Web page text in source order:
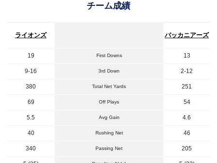
チーム成績
ライオンズ バッカニアーズ
19 First Downs 13
9-16 3rd Down 2-12
380 Total Net Yards 251
69 Off Plays 54
5.5 Avg Gain 4.6
40 Rushing Net 46
340 Passing Net 205